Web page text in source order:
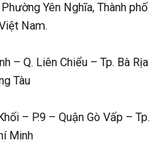
Yên Nghĩa, Thành phố
Nam.
– Q. Liên Chiểu – Tp. Bà Rịa
Tàu
– P.9 – Quận Gò Vấp – Tp.
Minh